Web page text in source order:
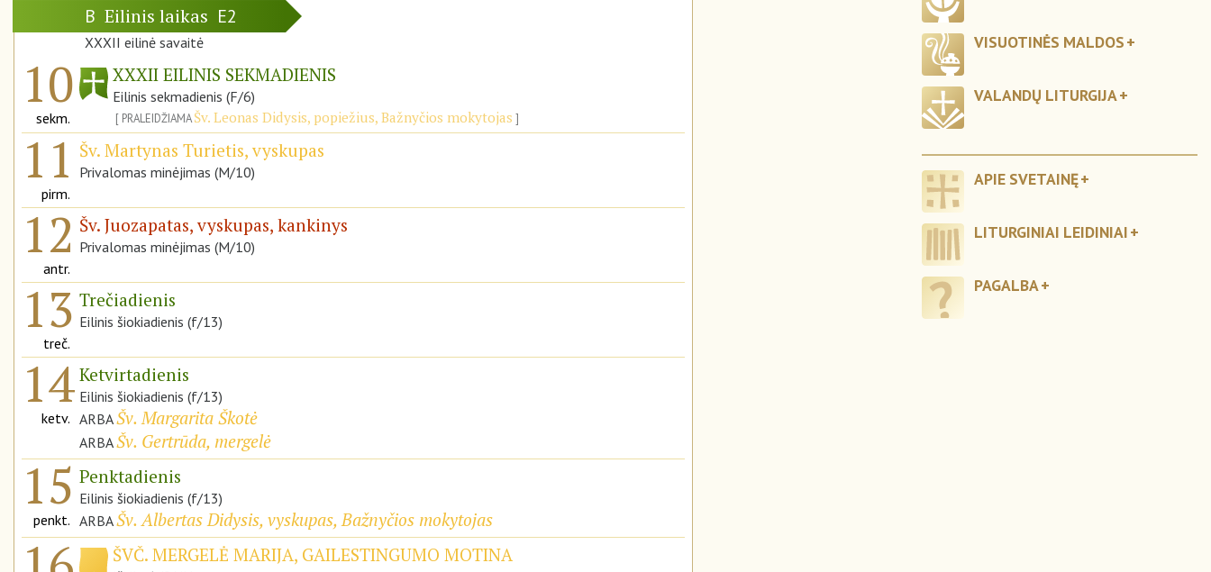
B Eilinis laikas E2
XXXII eilinė savaitė
10
sekm.
XXXII EILINIS SEKMADIENIS
Eilinis sekmadienis (F/6)
PRALEIDŽIAMAŠv. Leonas Didysis, popiežius, Bažnyčios mokytojas
11
pirm.
Šv. Martynas Turietis, vyskupas
Privalomas minėjimas (M/10)
12
antr.
Šv. Juozapatas, vyskupas, kankinys
Privalomas minėjimas (M/10)
13
treč.
Trečiadienis
Eilinis šiokiadienis (f/13)
14
ketv.
Ketvirtadienis
Eilinis šiokiadienis (f/13)
ARBAŠv. Margarita Škotė
ARBAŠv. Gertrūda, mergelė
15
penkt.
Penktadienis
Eilinis šiokiadienis (f/13)
ARBAŠv. Albertas Didysis, vyskupas, Bažnyčios mokytojas
ŠVČ. MERGELĖ MARIJA, GAILESTINGUMO MOTINA
VISUOTINĖS MALDOS
VALANDŲ LITURGIJA
APIE SVETAINĘ
LITURGINIAI LEIDINIAI
PAGALBA